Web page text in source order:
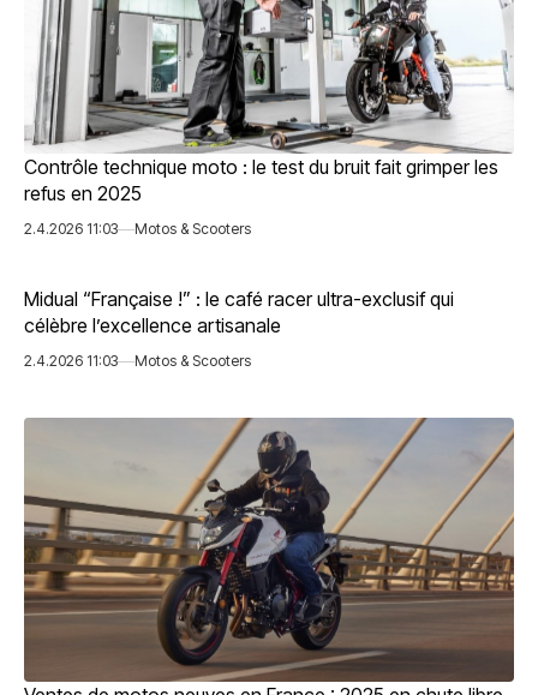
Contrôle technique moto : le test du bruit fait grimper les
refus en 2025
2.4.2026 11:03 Motos & Scooters
Midual “Française !” : le café racer ultra-exclusif qui
célèbre l’excellence artisanale
2.4.2026 11:03 Motos & Scooters